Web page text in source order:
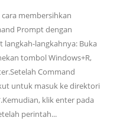
membersihkan
Prompt dengan
langkah-langkahnya: Buka
tombol Windows+R,
Command
untuk masuk ke direktori
klik enter pada
perintah...